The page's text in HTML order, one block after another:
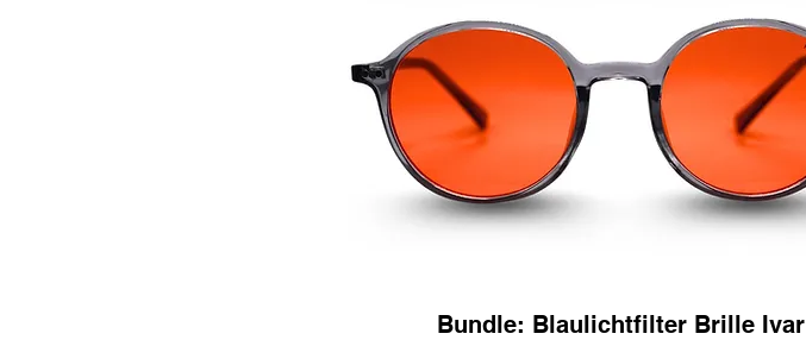
Schnellansicht
Bundle: Blaulichtfilter Brille Ivar